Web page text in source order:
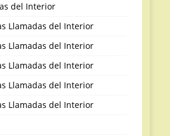
del Interior
Llamadas del Interior
Llamadas del Interior
Llamadas del Interior
Llamadas del Interior
Llamadas del Interior